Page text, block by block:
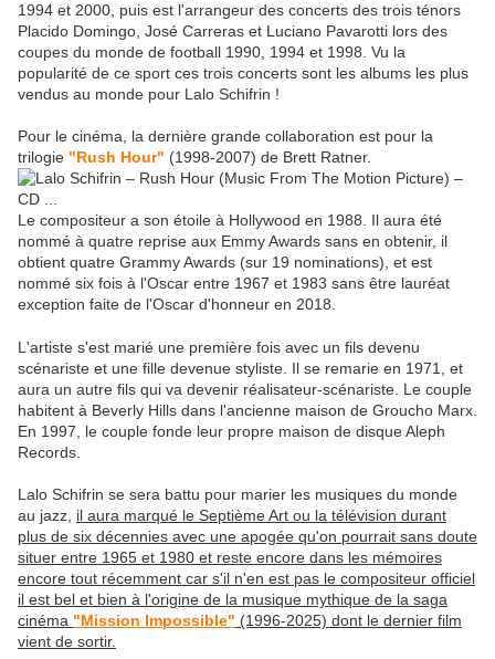
1994 et 2000, puis est l'arrangeur des concerts des trois ténors
Placido Domingo, José Carreras et Luciano Pavarotti lors des
coupes du monde de football 1990, 1994 et 1998. Vu la
popularité de ce sport ces trois concerts sont les albums les plus
vendus au monde pour Lalo Schifrin !
Pour le cinéma, la dernière grande collaboration est pour la
trilogie "Rush Hour" (1998-2007) de Brett Ratner.
Le compositeur a son étoile à Hollywood en 1988. Il aura été
nommé à quatre reprise aux Emmy Awards sans en obtenir, il
obtient quatre Grammy Awards (sur 19 nominations), et est
nommé six fois à l'Oscar entre 1967 et 1983 sans être lauréat
exception faite de l'Oscar d'honneur en 2018.
L'artiste s'est marié une première fois avec un fils devenu
scénariste et une fille devenue styliste. Il se remarie en 1971, et
aura un autre fils qui va devenir réalisateur-scénariste. Le couple
habitent à Beverly Hills dans l'ancienne maison de Groucho Marx.
En 1997, le couple fonde leur propre maison de disque Aleph
Records.
Lalo Schifrin se sera battu pour marier les musiques du monde
au jazz, il aura marqué le Septième Art ou la télévision durant
plus de six décennies avec une apogée qu'on pourrait sans doute
situer entre 1965 et 1980 et reste encore dans les mémoires
encore tout récemment car s'il n'en est pas le compositeur officiel
il est bel et bien à l'origine de la musique mythique de la saga
cinéma "Mission Impossible" (1996-2025) dont le dernier film
vient de sortir.